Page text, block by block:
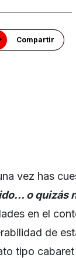
Compartir
vez has
o quizás
en el
de
tipo